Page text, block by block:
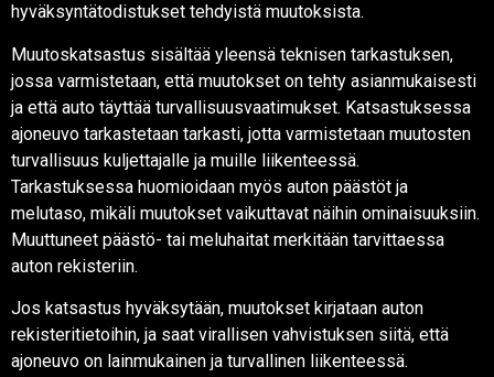
hyväksyntätodistukset tehdyistä muutoksista.
Muutoskatsastus sisältää yleensä teknisen tarkastuksen,
jossa varmistetaan, että muutokset on tehty asianmukaisesti
ja että auto täyttää turvallisuusvaatimukset. Katsastuksessa
ajoneuvo tarkastetaan tarkasti, jotta varmistetaan muutosten
turvallisuus kuljettajalle ja muille liikenteessä.
Tarkastuksessa huomioidaan myös auton päästöt ja
melutaso, mikäli muutokset vaikuttavat näihin ominaisuuksiin.
Muuttuneet päästö- tai meluhaitat merkitään tarvittaessa
auton rekisteriin.
Jos katsastus hyväksytään, muutokset kirjataan auton
rekisteritietoihin, ja saat virallisen vahvistuksen siitä, että
ajoneuvo on lainmukainen ja turvallinen liikenteessä.